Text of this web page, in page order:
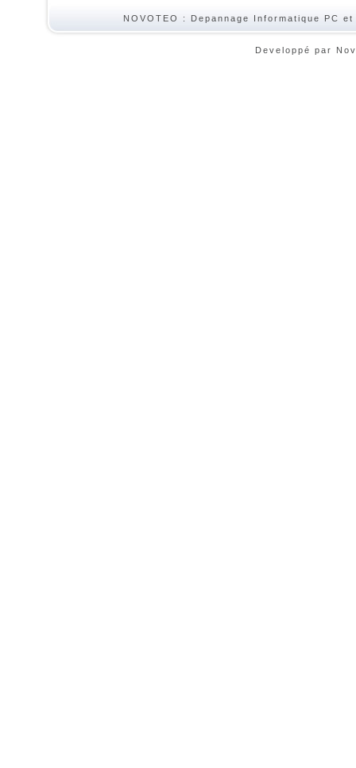
NOVOTEO : Depannage Informatique PC
Developpé par